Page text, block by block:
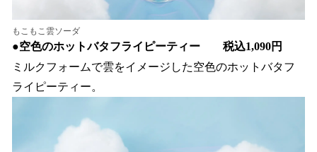
もこもこ雲ソーダ
●空色のホットバタフライピーティー 税込1,090円
ミルクフォームで雲をイメージした空色のホットバタフ
ライピーティー。